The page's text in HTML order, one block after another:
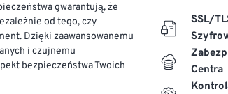
gwarantują, że
od tego, czy
Dzięki zaawansowanemu
i czujnemu
bezpieczeństwa Twoich
SSL/
Centra